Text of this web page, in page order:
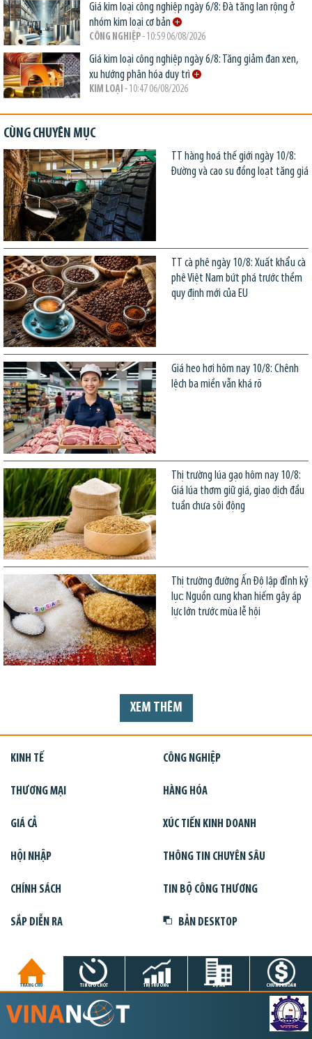
Giá kim loại công nghiệp ngày 6/8: Đà tăng lan rộng ở
nhóm kim loại cơ bản
CÔNG NGHIỆP- 10:59 06/08/2026
Giá kim loại công nghiệp ngày 6/8: Tăng giảm đan xen,
xu hướng phân hóa duy trì
KIM LOẠI - 10:47 06/08/2026
CÙNG CHUYÊN MỤC
TT hàng hoá thế giới ngày 10/8:
Đường và cao su đồng loạt tăng giá
TT cà phê ngày 10/8: Xuất khẩu cà
phê Việt Nam bứt phá trước thềm
quy định mới của EU
Giá heo hơi hôm nay 10/8: Chênh
lệch ba miền vẫn khá rõ
Thị trường lúa gạo hôm nay 10/8:
Giá lúa thơm giữ giá, giao dịch đầu
tuần chưa sôi động
Thị trường đường Ấn Độ lập đỉnh kỷ
lục: Nguồn cung khan hiếm gây áp
lực lớn trước mùa lễ hội
XEM THÊM
KINH TẾ CÔNG NGHIỆP
THƯƠNG MẠI HÀNG HÓA
GIÁ CẢ XÚC TIẾN KINH DOANH
HỘI NHẬP THÔNG TIN CHUYÊN SÂU
CHÍNH SÁCH TIN BỘ CÔNG THƯƠNG
SẮP DIỄN RA BẢN DESKTOP
TRANG CHỦ TIN GIỜ CHÓT THỊ TRƯỜNG DỰ ÁN CHỨNG KHOÁN